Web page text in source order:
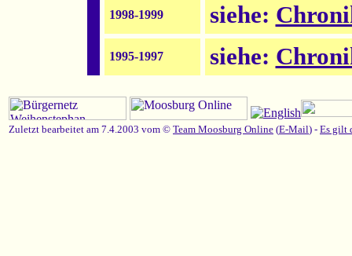
1998-1999 siehe:
1995-1997 siehe:
Zuletzt bearbeitet am 7.4.2003 vom © Team Moosburg Online (E-Mail) - Es gilt